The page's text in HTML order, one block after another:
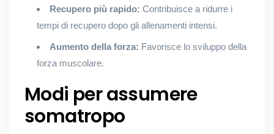
Recupero più rapido: Contribuisce a ridurre i
tempi di recupero dopo gli allenamenti intensi.
Aumento della forza: Favorisce lo sviluppo della
forza muscolare.
Modi per assumere
somatropo